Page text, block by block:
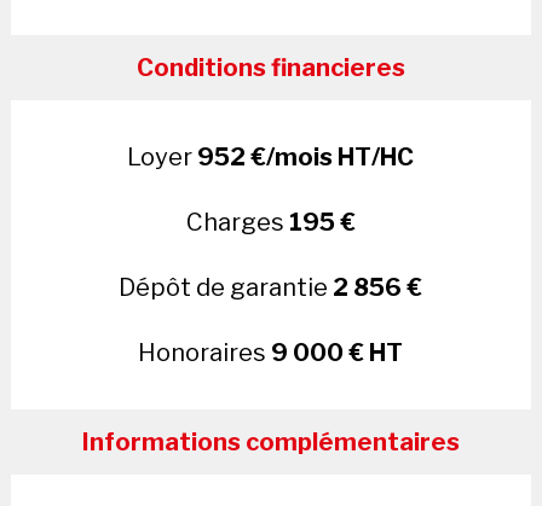
Conditions financieres
Loyer 952 €/mois HT/HC
Charges 195 €
Dépôt de garantie 2 856 €
Honoraires 9 000 € HT
Informations complémentaires